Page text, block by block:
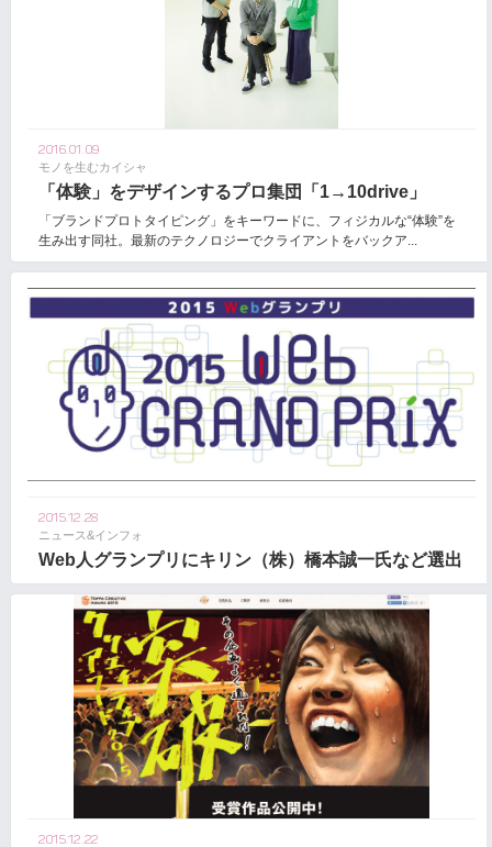
2016.01.09
モノを生むカイシャ
「体験」をデザインするプロ集団「1→10drive」
「ブランドプロトタイピング」をキーワードに、フィジカルな“体験”を
生み出す同社。最新のテクノロジーでクライアントをバックア...
2015.12.28
ニュース&インフォ
Web人グランプリにキリン（株）橋本誠一氏など選出
2015.12.22